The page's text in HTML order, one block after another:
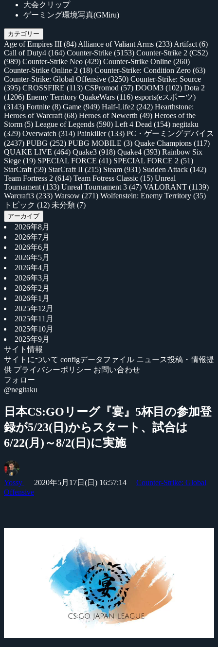
大会クリップ
ゲーミング環境写真(GMiru)
カテゴリー
Age of Empires III (84) Alliance of Valiant Arms (233) Artifact (6)
Call of Duty4 (164) Counter-Strike (5153) Counter-Strike 2 (CS2)
(989) Counter-Strike Neo (429) Counter-Strike Online (260)
Counter-Strike Online 2 (18) Counter-Strike: Condition Zero (63)
Counter-Strike: Global Offensive (3250) Counter-Strike: Source
(395) CROSSFIRE (113) CSPromod (57) DOOM3 (102) Dota 2
(1206) Enemy Territory QuakeWars (116) esports(eスポーツ)
(3143) Fortnite (8) Game (949) Half-Life2 (242) Hearthstone:
Heroes of Warcraft (68) Heroes of Newerth (49) Heroes of the
Storm (5) League of Legends (590) Left 4 Dead (154) negitaku
(329) Overwatch (314) Painkiller(133) PC・ゲーミングデバイス
(2437) PUBG (252) PUBG MOBILE (3) Quake Champions (117)
QUAKE LIVE (464) Quake3 (918) Quake4 (393) Rainbow Six
Siege (19) SPECIAL FORCE (41) SPECIAL FORCE 2 (51)
StarCraft (59) StarCraft II (215) Steam (931) Sudden Attack (142)
Team Fortress 2 (614) Team Fotress Classic (15) Unreal
Tournament (133) Unreal Tournament 3 (47) VALORANT (1139)
Warcraft3 (233) Warsow (271) Wolfenstein: Enemy Territory (35)
トピック (12) 未分類 (7)
アーカイブ
2026年8月
2026年7月
2026年6月
2026年5月
2026年4月
2026年3月
2026年2月
2026年1月
2025年12月
2025年11月
2025年10月
2025年9月
サイト情報
サイトについて configデータファイル ニュース投稿・情報提
供 プライバシーポリシー お問い合わせ
フォロー
@negitaku
日本CS:GOリーグ『宴』5杯目の参加登
録が5/23(日)からスタート、試合は
6/22(月)～8/2(日)に実施
Yossy 2020年5月17日(日) 16:57:14
Counter-Strike: Global
Offensive